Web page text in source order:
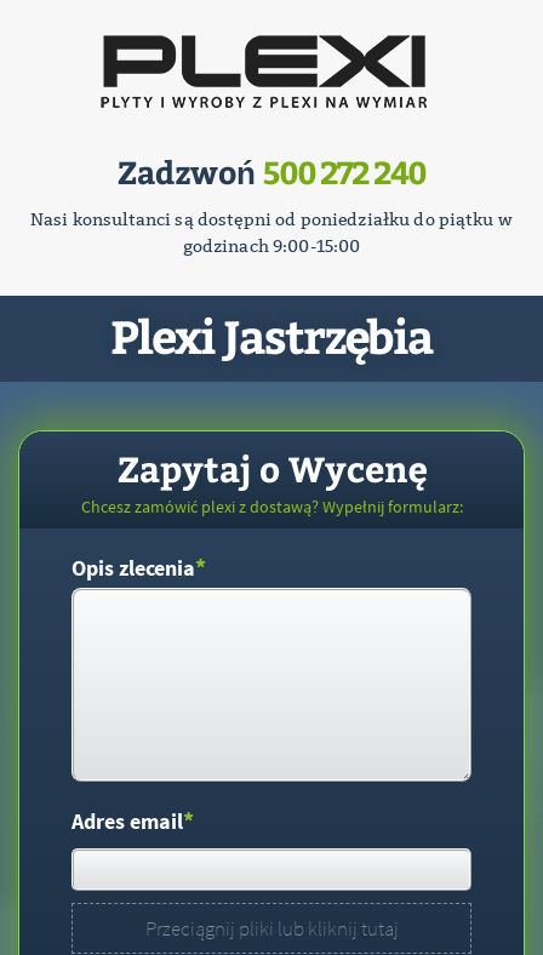
Zadzwoń 500 272 240
Nasi konsultanci są dostępni od poniedziałku do piątku w
godzinach 9:00-15:00
Plexi Jastrzębia
Zapytaj o Wycenę
Chcesz zamówić plexi z dostawą? Wypełnij formularz:
Opis zlecenia*
Adres email*
Przeciągnij pliki lub kliknij tutaj